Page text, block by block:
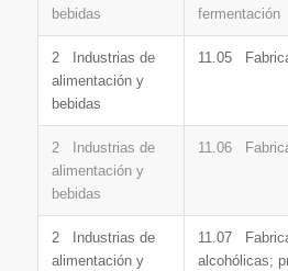
bebidas
fermentación
2 Industrias de
alimentación y
bebidas
11.05
2 Industrias de
alimentación y
bebidas
11.06
2 Industrias de
alimentación y
11.07
alcohólicas;